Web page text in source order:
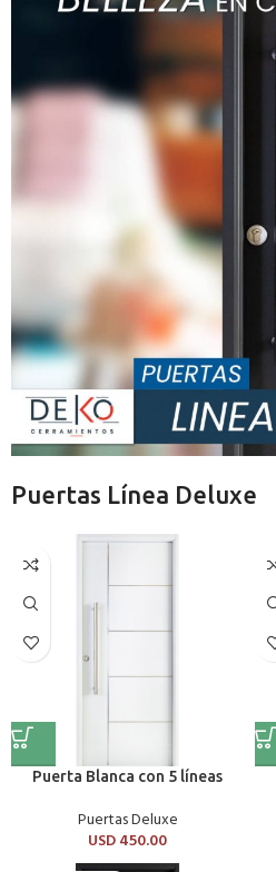
Puertas Línea Deluxe
Puerta Blanca con 5 líneas
Puertas Deluxe
USD450.00